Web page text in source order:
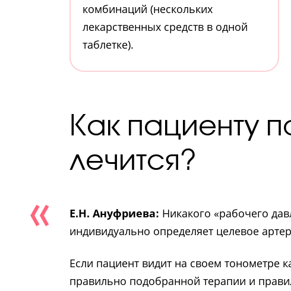
комбинаций (нескольких
лекарственных средств в одной
таблетке).
Как пациенту
лечится?
Е.Н. Ануфриева: Никакого «рабочего
индивидуально определяет целевое
Если пациент видит на своем тонометре
правильно подобранной терапии и